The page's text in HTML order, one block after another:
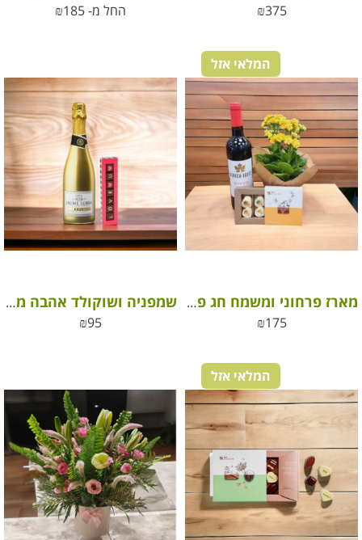
₪375 החל מ- ₪185
המלאי אזל
מארז פרחוני ומשמח חג פסח
₪175
שמפניה ושוקולד אהבה מבית רוי שוקולד פרימיום
₪95
המלאי אזל